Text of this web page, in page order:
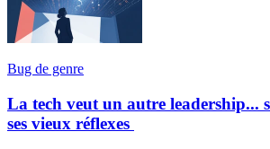
Bug de genre
La tech veut un autre leadership...
ses vieux réflexes